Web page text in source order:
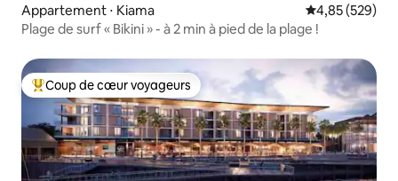
Appartement ⋅ Kiama Évaluation
4,85 (529)
Plage de surf « Bikini » - à 2 min à pied de la plage !
Coups de cœur voyageurs les plus appréciés
Coup de cœur voyageurs